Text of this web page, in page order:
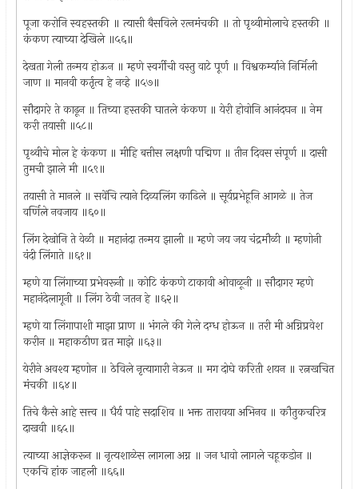
पूजा करोनि स्वहस्तकी ॥ त्यासी बैसविले रत्‍नमंचकी ॥ तो पृथ्वीमोलाचे हस्तकी ॥
कंकण त्याच्या देखिले ॥५६॥
देखता गेली तन्मय होऊन ॥ म्हणे स्वर्गीची वस्तु वाटे पूर्ण ॥ विश्वकर्म्याने निर्मिली
जाण ॥ मानवी कर्तृत्व हे नव्हे ॥५७॥
सौदागरे ते काढून ॥ तिच्या हस्तकी घातले कंकण ॥ येरी होवोनि आनंदघन ॥ नेम
करी तयासी ॥५८॥
पृथ्वीचे मोल हे कंकण ॥ मीहि बत्तीस लक्षणी पद्मिण ॥ तीन दिवस संपूर्ण ॥ दासी
तुमची झाले मी ॥५९॥
तयासी ते मानले ॥ सवेंचि त्याने दिव्यलिंग काढिले ॥ सूर्यप्रभेहूनि आगळे ॥ तेज
वर्णिले नवजाय ॥६०॥
लिंग देखोनि ते वेळी ॥ महानंदा तन्मय झाली ॥ म्हणे जय जय चंद्रमौळी ॥ म्हणोनी
वंदी लिंगाते ॥६१॥
म्हणे या लिंगाच्या प्रभेवरूनी ॥ कोटि कंकणे टाकावी ओवाळूनी ॥ सौदागर म्हणे
महानंदेलागूनी ॥ लिंग ठेवी जतन हे ॥६२॥
म्हणे या लिंगापाशी माझा प्राण ॥ भंगले की गेले दग्ध होऊन ॥ तरी मी अग्निप्रवेश
करीन ॥ महाकठीण व्रत माझे ॥६३॥
येरीने अवश्य म्हणोन ॥ ठेविले नृत्यागारी नेऊन ॥ मग दोघे करिती शयन ॥ रत्नखचित
मंचकी ॥६४॥
तिचे कैसे आहे सत्त्व ॥ धैर्य पाहे सदाशिव ॥ भक्त तारावया अभिनव ॥ कौतुकचरित्र
दाखवी ॥६५॥
त्याच्या आज्ञेकरून ॥ नृत्यशाळेस लागला अग्न ॥ जन धावो लागले चहूकडोन ॥
एकचि हांक जाहली ॥६६॥